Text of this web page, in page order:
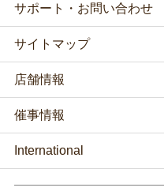
サポート・お問い合わせ
サイトマップ
店舗情報
催事情報
International